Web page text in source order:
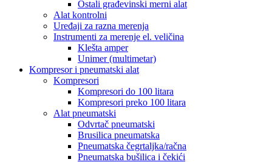
Ostali građevinski merni alat
Alat kontrolni
Uređaji za razna merenja
Instrumenti za merenje el. veličina
Klešta amper
Unimer (multimetar)
Kompresor i pneumatski alat
Kompresori
Kompresori do 100 litara
Kompresori preko 100 litara
Alat pneumatski
Odvrtač pneumatski
Brusilica pneumatska
Pneumatska čegrtaljka/račna
Pneumatska bušilica i čekići